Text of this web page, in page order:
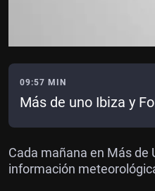
09:57 MIN
Más de uno Ibiza y
Cada mañana en Más de
información